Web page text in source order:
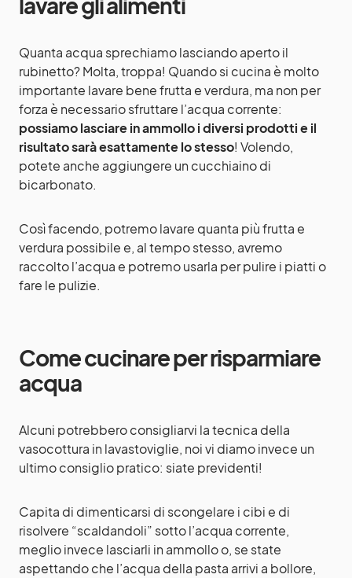
Quanta acqua sprechiamo lasciando aperto il
rubinetto? Molta, troppa! Quando si cucina è molto
importante lavare bene frutta e verdura, ma non per
forza è necessario sfruttare l’acqua corrente:
possiamo lasciare in ammollo i diversi prodotti e il
risultato sarà esattamente lo stesso! Volendo,
potete anche aggiungere un cucchiaino di
bicarbonato.
Così facendo, potremo lavare quanta più frutta e
verdura possibile e, al tempo stesso, avremo
raccolto l’acqua e potremo usarla per pulire i piatti o
fare le pulizie.
Come cucinare per risparmiare
acqua
Alcuni potrebbero consigliarvi la tecnica della
vasocottura in lavastoviglie, noi vi diamo invece un
ultimo consiglio pratico: siate previdenti!
Capita di dimenticarsi di scongelare i cibi e di
risolvere “scaldandoli” sotto l’acqua corrente,
meglio invece lasciarli in ammollo o, se state
aspettando che l’acqua della pasta arrivi a bollore,